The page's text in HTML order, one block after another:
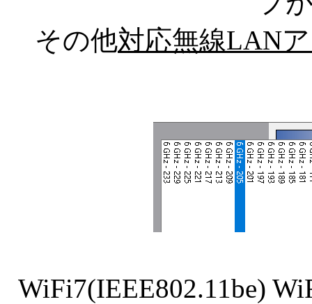
その他対応無線LAN
WiFi7(IEEE802.11be)